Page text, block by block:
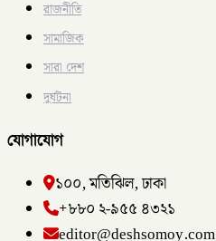
রাজনীতি
সামাজিক
সারা দেশ
দুর্ঘটনা
যোগাযোগ
১০০, মতিঝিল, ঢাকা
+৮৮০ ২-৯৫৫ ৪৩২১
editor@deshsomoy.com